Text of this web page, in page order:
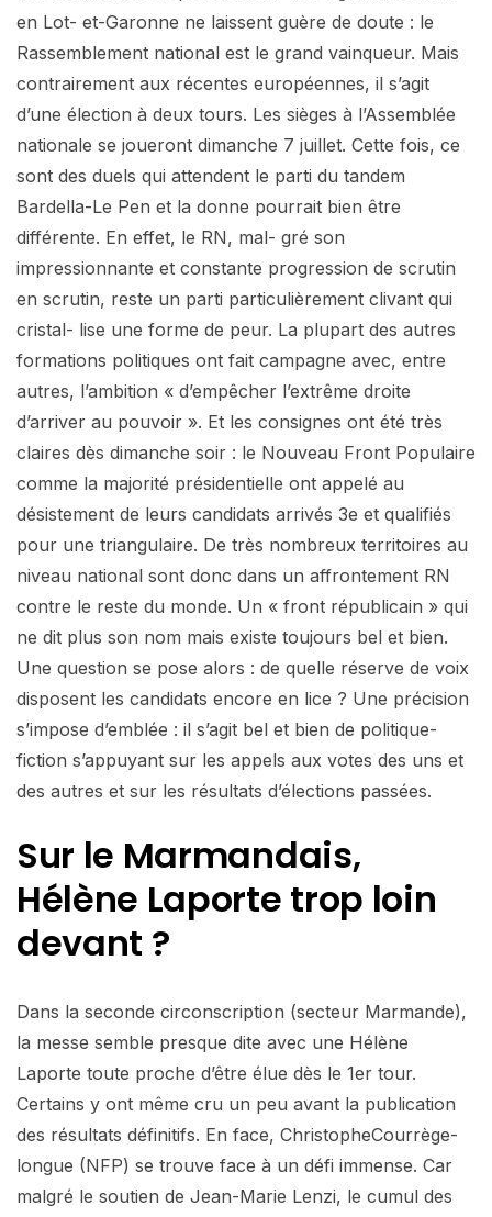
en Lot- et-Garonne ne laissent guère de doute : le
Rassemblement national est le grand vainqueur. Mais
contrairement aux récentes européennes, il s’agit
d’une élection à deux tours. Les sièges à l’Assemblée
nationale se joueront dimanche 7 juillet. Cette fois, ce
sont des duels qui attendent le parti du tandem
Bardella-Le Pen et la donne pourrait bien être
différente. En effet, le RN, mal- gré son
impressionnante et constante progression de scrutin
en scrutin, reste un parti particulièrement clivant qui
cristal- lise une forme de peur. La plupart des autres
formations politiques ont fait campagne avec, entre
autres, l’ambition « d’empêcher l’extrême droite
d’arriver au pouvoir ». Et les consignes ont été très
claires dès dimanche soir : le Nouveau Front Populaire
comme la majorité présidentielle ont appelé au
désistement de leurs candidats arrivés 3e et qualifiés
pour une triangulaire. De très nombreux territoires au
niveau national sont donc dans un affrontement RN
contre le reste du monde. Un « front républicain » qui
ne dit plus son nom mais existe toujours bel et bien.
Une question se pose alors : de quelle réserve de voix
disposent les candidats encore en lice ? Une précision
s’impose d’emblée : il s’agit bel et bien de politique-
fiction s’appuyant sur les appels aux votes des uns et
des autres et sur les résultats d’élections passées.
Sur le Marmandais,
Hélène Laporte trop loin
devant ?
Dans la seconde circonscription (secteur Marmande),
la messe semble presque dite avec une Hélène
Laporte toute proche d’être élue dès le 1er tour.
Certains y ont même cru un peu avant la publication
des résultats définitifs. En face, ChristopheCourrège-
longue (NFP) se trouve face à un défi immense. Car
malgré le soutien de Jean-Marie Lenzi, le cumul des